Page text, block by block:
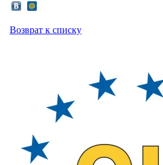
Возврат к списку